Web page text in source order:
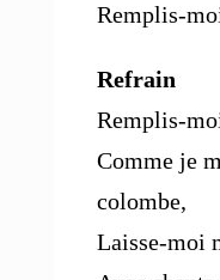
Remplis-
Refrain
Remplis-
Comme je
colombe,
Laisse-moi